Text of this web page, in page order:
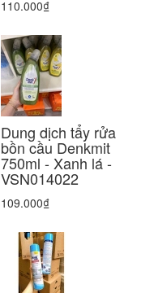
110.000₫
Dung dịch tẩy rửa
bồn cầu Denkmit
750ml - Xanh lá -
VSN014022
109.000₫